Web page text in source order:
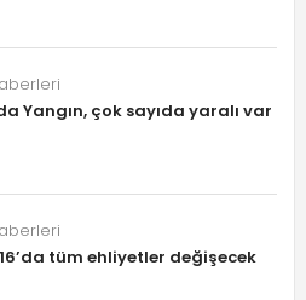
Yangın, çok sayıda yaralı var
tüm ehliyetler değişecek